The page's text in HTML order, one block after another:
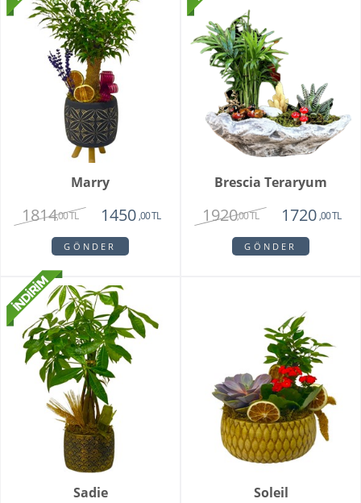
Marry
1814,00 TL 1450 ,00 TL
GÖNDER
Brescia Teraryum
1920,00 TL 1720 ,00 TL
GÖNDER
Sadie Soleil